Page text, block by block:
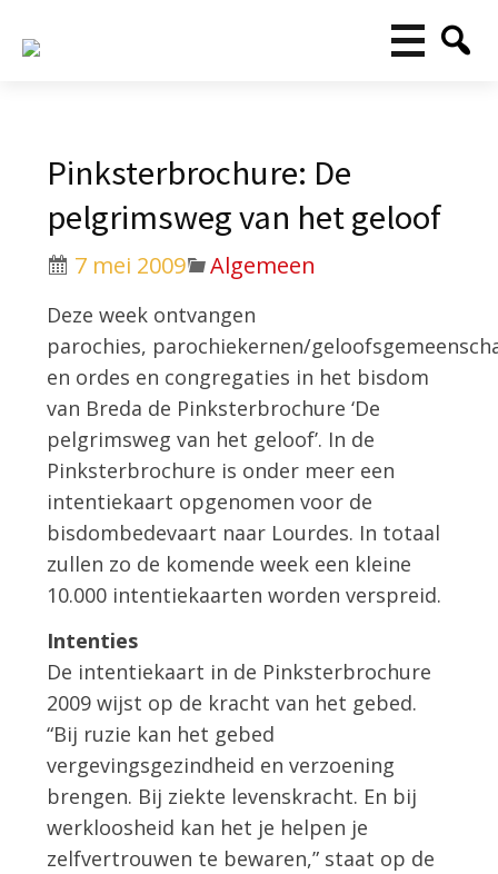
Pinksterbrochure: De
pelgrimsweg van het geloof
7 mei 2009 Algemeen
Deze week ontvangen
parochies, parochiekernen/
en ordes en congregaties in het bisdom
van Breda de Pinksterbrochure ‘De
pelgrimsweg van het geloof’. In de
Pinksterbrochure is onder meer een
intentiekaart opgenomen voor de
bisdombedevaart naar Lourdes. In totaal
zullen zo de komende week een kleine
10.000 intentiekaarten worden verspreid.
Intenties
De intentiekaart in de Pinksterbrochure
2009 wijst op de kracht van het gebed.
“Bij ruzie kan het gebed
vergevingsgezindheid en verzoening
brengen. Bij ziekte levenskracht. En bij
werkloosheid kan het je helpen je
zelfvertrouwen te bewaren,” staat op de